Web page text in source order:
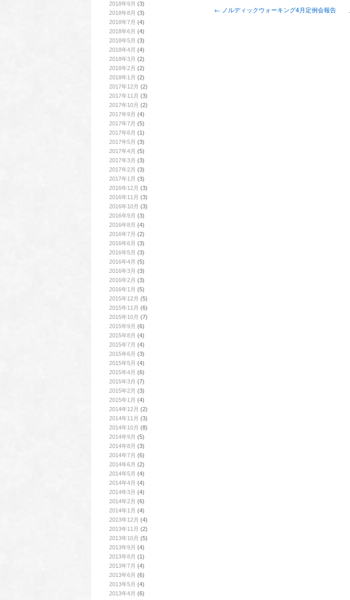
2018年9月 (3)
2018年8月 (3)
2018年7月 (4)
2018年6月 (4)
2018年5月 (3)
2018年4月 (4)
2018年3月 (2)
2018年2月 (2)
2018年1月 (2)
2017年12月 (2)
2017年11月 (3)
2017年10月 (2)
2017年9月 (4)
2017年7月 (5)
2017年6月 (1)
2017年5月 (3)
2017年4月 (5)
2017年3月 (3)
2017年2月 (3)
2017年1月 (3)
2016年12月 (3)
2016年11月 (3)
2016年10月 (3)
2016年9月 (3)
2016年8月 (4)
2016年7月 (2)
2016年6月 (3)
2016年5月 (3)
2016年4月 (5)
2016年3月 (3)
2016年2月 (3)
2016年1月 (5)
2015年12月 (5)
2015年11月 (6)
2015年10月 (7)
2015年9月 (6)
2015年8月 (4)
2015年7月 (4)
2015年6月 (3)
2015年5月 (4)
2015年4月 (6)
2015年3月 (7)
2015年2月 (3)
2015年1月 (4)
2014年12月 (2)
2014年11月 (3)
2014年10月 (8)
2014年9月 (5)
2014年8月 (3)
2014年7月 (6)
2014年6月 (2)
2014年5月 (4)
2014年4月 (4)
2014年3月 (4)
2014年2月 (6)
2014年1月 (4)
2013年12月 (4)
2013年11月 (2)
2013年10月 (5)
2013年9月 (4)
2013年8月 (1)
2013年7月 (4)
2013年6月 (6)
2013年5月 (4)
2013年4月 (6)
← ノルディックウォーキング4月定例会報告